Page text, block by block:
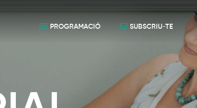
SUBSCRIU-TE
PROGRAMACIÓ